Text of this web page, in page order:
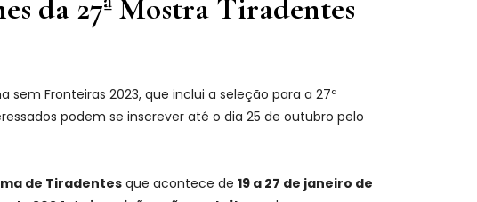
da 27ª Mostra Tiradentes
Fronteiras 2023, que inclui a seleção para a 27ª
podem se inscrever até o dia 25 de outubro pelo
de Tiradentes que acontece de 19 a 27 de janeiro de